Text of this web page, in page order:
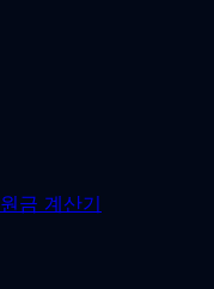
금 계산기